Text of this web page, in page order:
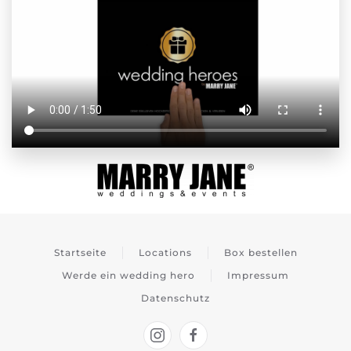
Startseite Locations
Box bestellen
Werde ein wedding hero
Impressum
Datenschutz